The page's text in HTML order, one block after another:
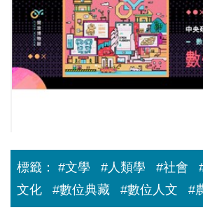
110
年
度
「數
位
人
文
位
成
果
展
上
標籤： #文學 #人類學 #社會
文化
#數位典藏 #數位人文 #